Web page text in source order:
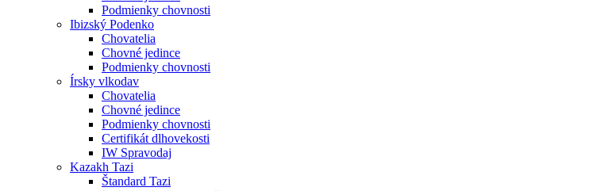
Podmienky chovnosti
Ibizský Podenko
Chovatelia
Chovné jedince
Podmienky chovnosti
Írsky vlkodav
Chovatelia
Chovné jedince
Podmienky chovnosti
Certifikát dlhovekosti
IW Spravodaj
Kazakh Tazi
Štandard Tazi